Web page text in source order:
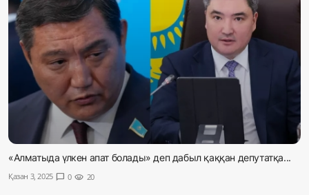
«Алматыда үлкен апат болады» деп дабыл қаққан депутатқа...
Қазан 3, 2025 chat_bubble 0 visibility 20